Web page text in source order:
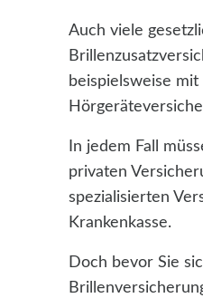
Auch viele
beispielsweise
In jedem Fall
privaten
spezialisierten
Krankenkasse.
Doch bevor Sie